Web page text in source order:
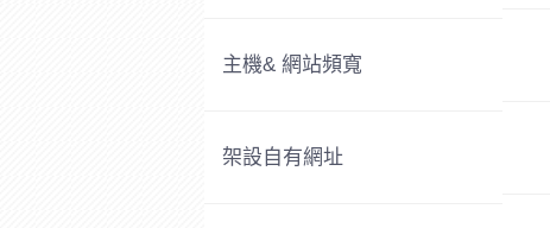
主機& 網站頻寬
架設自有網址